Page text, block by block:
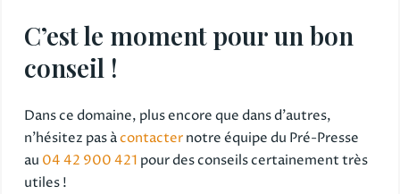
C’est le moment pour un bon
conseil !
Dans ce domaine, plus encore que dans d’autres,
n’hésitez pas àcontacternotre équipe du Pré-Presse
au 04 42 900 421 pour des conseils certainement très
utiles !